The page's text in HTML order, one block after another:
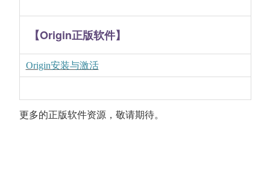
【Origin正版软件】
Origin安装与激活
更多的正版软件资源，敬请期待。